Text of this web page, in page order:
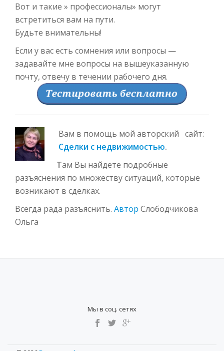
Вот и такие » профессионалы» могут
встретиться вам на пути.
Будьте внимательны!
Если у вас есть сомнения или вопросы —
задавайте мне вопросы на вышеуказанную
почту, отвечу в течении рабочего дня.
Вам в помощь мой авторский сайт:
Сделки с недвижимостью.
Там Вы найдете подробные
разъяснения по множеству ситуаций, которые
возникают в сделках.
Всегда рада разъяснить. Автор Слободчикова
Ольга
Мы в соц. сетях